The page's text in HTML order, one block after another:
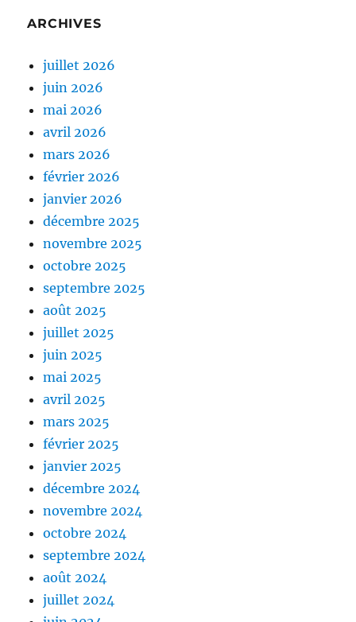
ARCHIVES
juillet 2026
juin 2026
mai 2026
avril 2026
mars 2026
février 2026
janvier 2026
décembre 2025
novembre 2025
octobre 2025
septembre 2025
août 2025
juillet 2025
juin 2025
mai 2025
avril 2025
mars 2025
février 2025
janvier 2025
décembre 2024
novembre 2024
octobre 2024
septembre 2024
août 2024
juillet 2024